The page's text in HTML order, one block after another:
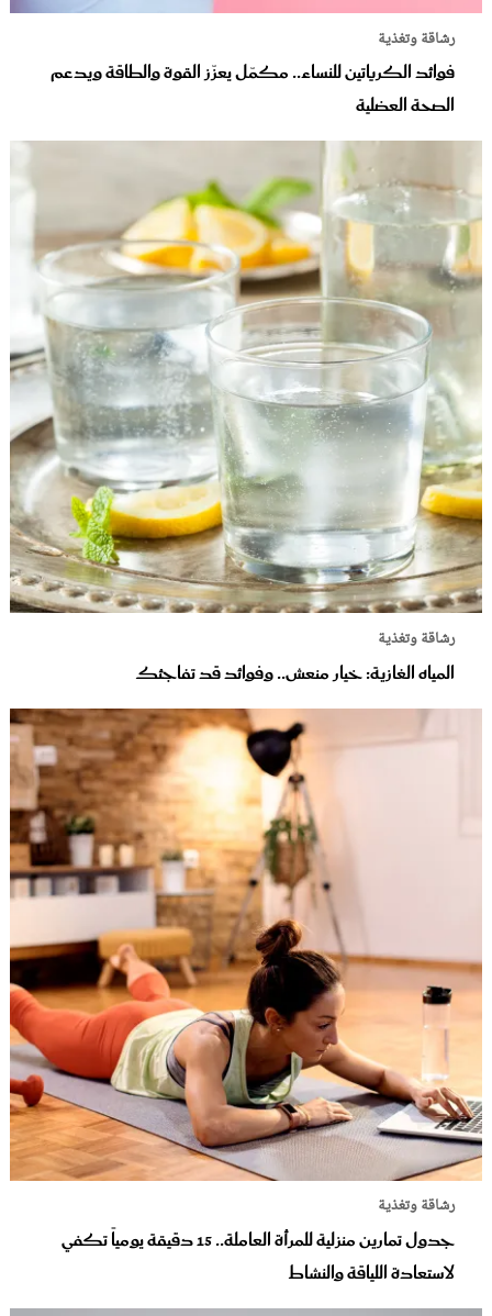
رشاقة وتغذية
فوائد الكرياتين للنساء.. مكمّل يعزّز القوة والطاقة ويدعم
الصحة العضلية
رشاقة وتغذية
المياه الغازية: خيار منعش.. وفوائد قد تفاجئك
رشاقة وتغذية
جدول تمارين منزلية للمرأة العاملة.. 15 دقيقة يومياً تكفي
لاستعادة اللياقة والنشاط